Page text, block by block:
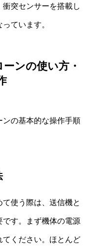
突センサーを搭載し
ています。
ンの使い方・
ンの基本的な操作手順
使う際は、送信機と
す。まず機体の電源
てください。ほとんど